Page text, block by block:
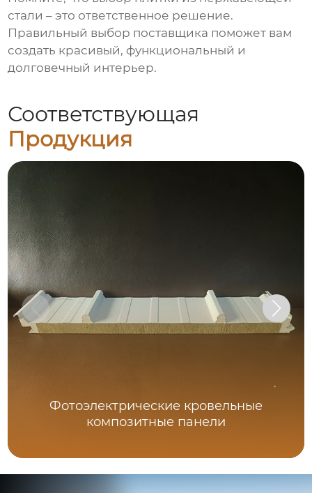
стали – это ответственное решение.
Правильный выбор поставщика поможет вам
создать красивый, функциональный и
долговечный интерьер.
Соответствующая
Продукция
Фотоэлектрические кровельные
композитные панели